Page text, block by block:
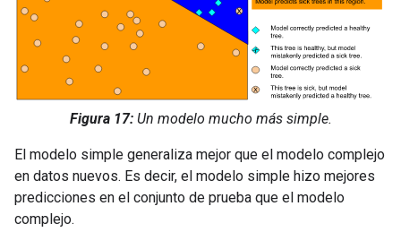
Figura 17:Un modelo mucho más simple.
El modelo simple generaliza mejor que el modelo complejo
en datos nuevos. Es decir, el modelo simple hizo mejores
predicciones en el conjunto de prueba que el modelo
complejo.